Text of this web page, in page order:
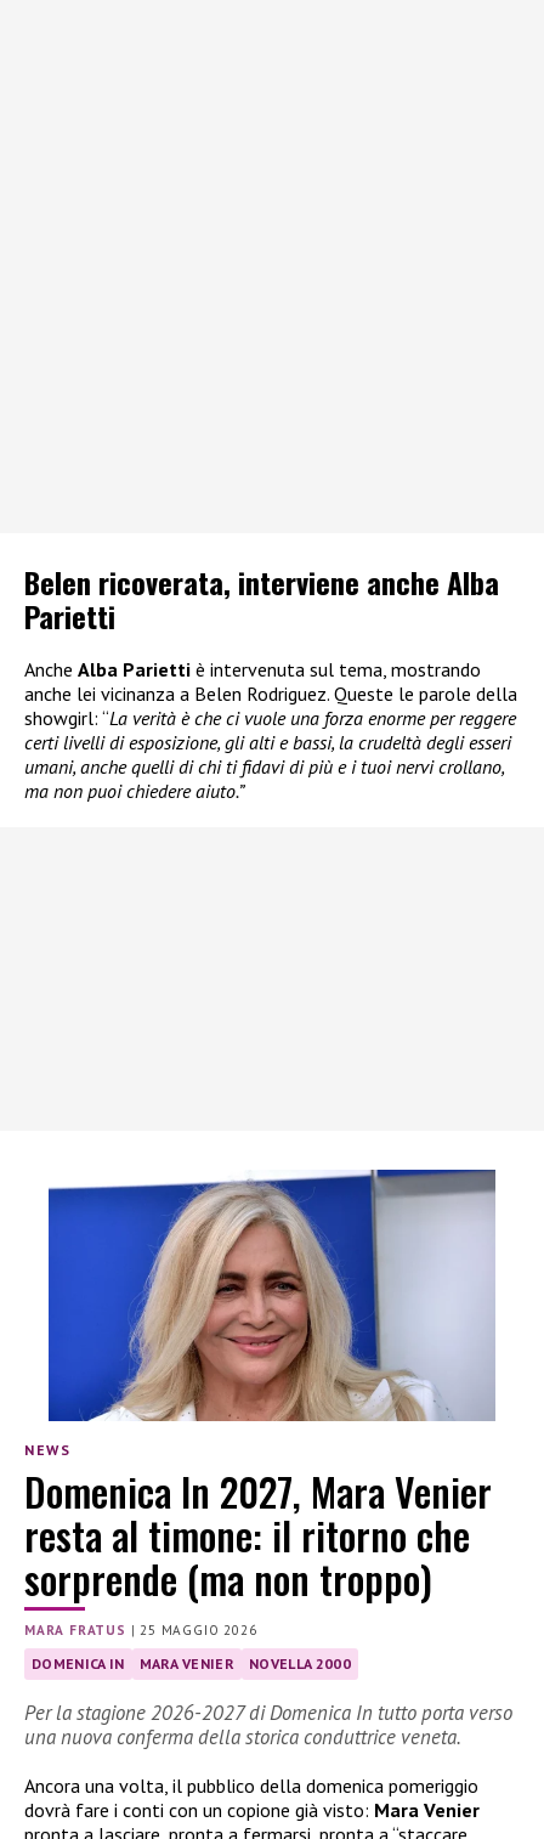
Belen ricoverata, interviene anche Alba
Parietti
Anche Alba Parietti è intervenuta sul tema, mostrando
anche lei vicinanza a Belen Rodriguez. Queste le parole della
showgirl: “La verità è che ci vuole una forza enorme per reggere
certi livelli di esposizione, gli alti e bassi, la crudeltà degli esseri
umani, anche quelli di chi ti fidavi di più e i tuoi nervi crollano,
ma non puoi chiedere aiuto.”
NEWS
Domenica In 2027, Mara Venier
resta al timone: il ritorno che
sorprende (ma non troppo)
MARA FRATUS |25 MAGGIO 2026
DOMENICA IN MARA VENIER NOVELLA 2000
Per la stagione 2026-2027 di Domenica In tutto porta verso
una nuova conferma della storica conduttrice veneta.
Ancora una volta, il pubblico della domenica pomeriggio
dovrà fare i conti con un copione già visto: Mara Venier